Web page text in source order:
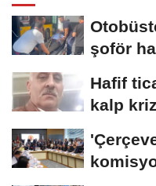
şoför
Hafif
kalp